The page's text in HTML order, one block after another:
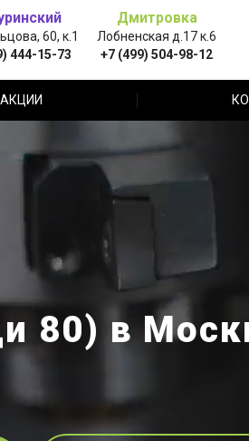
60, к.1
444-15-73
Дмитровка
Лобненская д.17 к.6
+7 (499) 504-98-12
АКЦИИ
80) в